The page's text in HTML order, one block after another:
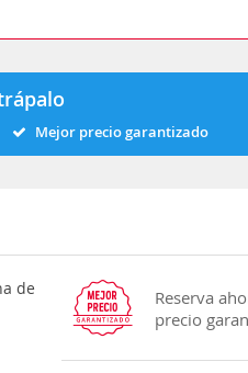
Mejor precio garantizado
de
Reserva
precio